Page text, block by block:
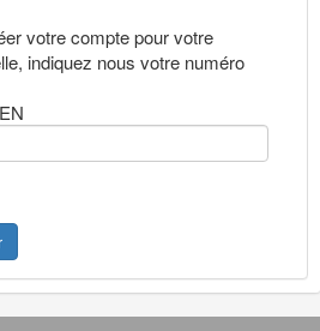
votre compte pour votre
indiquez nous votre numéro